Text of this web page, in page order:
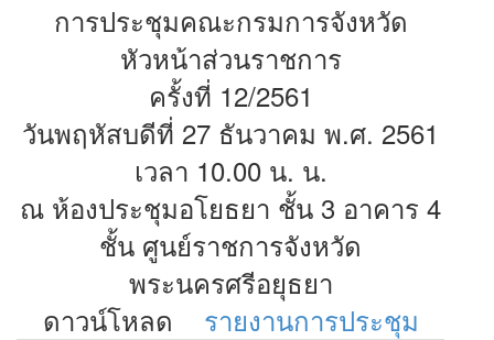
การประชุมคณะกรมการจังหวัด
หัวหน้าส่วนราชการ
ครั้งที่ 12/2561
วันพฤหัสบดีที่ 27 ธันวาคม พ.ศ. 2561
เวลา 10.00 น. น.
ณ ห้องประชุมอโยธยา ชั้น 3 อาคาร 4
ชั้น ศูนย์ราชการจังหวัด
พระนครศรีอยุธยา
ดาวน์โหลด
รายงานการประชุม